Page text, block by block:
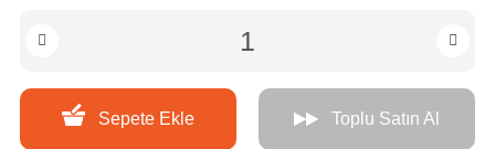
Sepete Ekle Toplu Satın Al